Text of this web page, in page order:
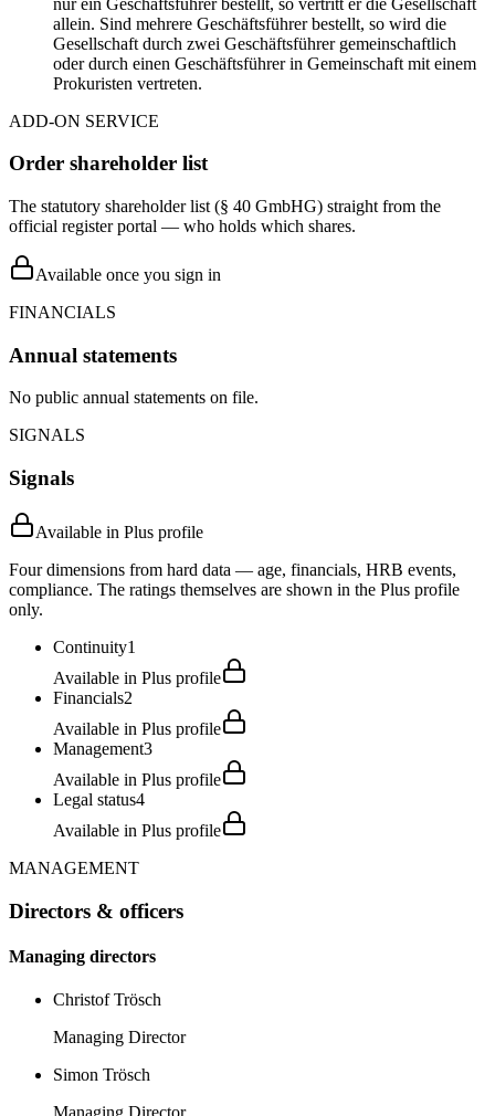
allein. Sind mehrere Geschäftsführer bestellt, so wird die
Gesellschaft durch zwei Geschäftsführer gemeinschaftlich
oder durch einen Geschäftsführer in Gemeinschaft mit einem
Prokuristen vertreten.
ADD-ON SERVICE
Order shareholder list
The statutory shareholder list (§ 40 GmbHG) straight from the
official register portal — who holds which shares.
Available once you sign in
FINANCIALS
Annual statements
No public annual statements on file.
SIGNALS
Signals
Available in Plus profile
Four dimensions from hard data — age, financials, HRB events,
compliance. The ratings themselves are shown in the Plus profile
only.
Continuity1
Available in Plus profile
Financials2
Available in Plus profile
Management3
Available in Plus profile
Legal status4
Available in Plus profile
MANAGEMENT
Directors & officers
Managing directors
Christof Trösch
Managing Director
Simon Trösch